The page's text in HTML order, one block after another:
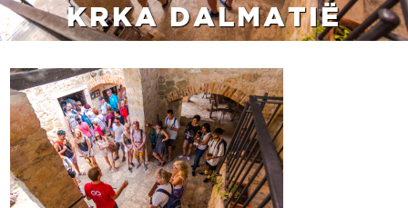
KRKA DALMATIË